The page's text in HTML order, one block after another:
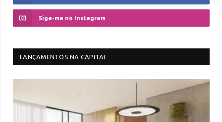
Siga-me no Instagram
LANÇAMENTOS NA CAPITAL